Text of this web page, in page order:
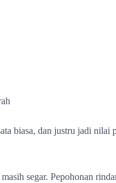
biasa, dan justru jadi nilai
segar. Pepohonan